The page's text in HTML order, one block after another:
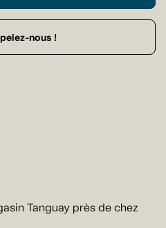
nous !
Tanguay près de chez